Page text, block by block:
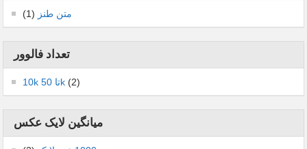
متن طنز (1)
تعداد فالوور
10k تا 50k (2)
میانگین لایک عکس